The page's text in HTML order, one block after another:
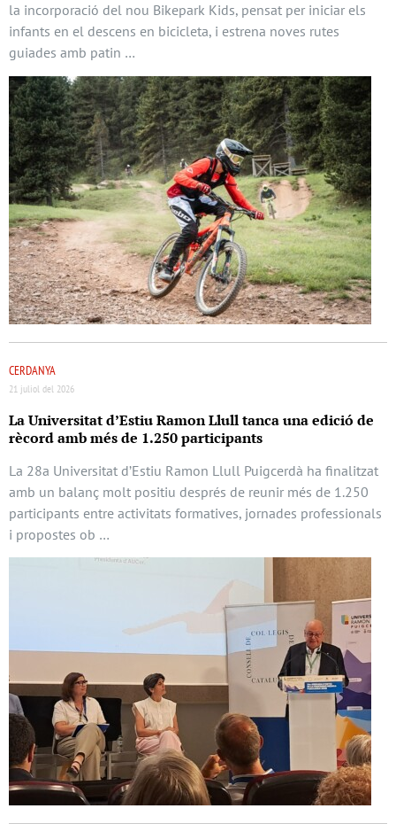
la incorporació del nou Bikepark Kids, pensat per iniciar els
infants en el descens en bicicleta, i estrena noves rutes
guiades amb patin …
CERDANYA
21 juliol del 2026
La Universitat d’Estiu Ramon Llull tanca una edició de
rècord amb més de 1.250 participants
La 28a Universitat d’Estiu Ramon Llull Puigcerdà ha finalitzat
amb un balanç molt positiu després de reunir més de 1.250
participants entre activitats formatives, jornades professionals
i propostes ob …